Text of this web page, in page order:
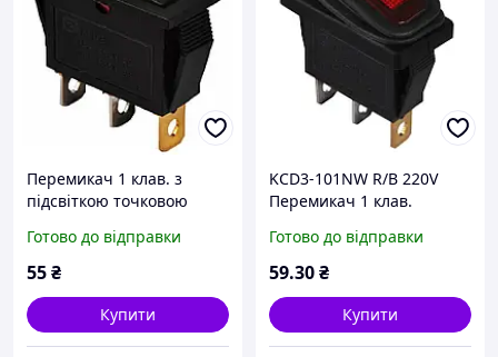
Перемикач 1 клав. з
підсвіткою точковою
R/B 220V , Eltis
Готово до відправки
55₴
Купити
KCD3-101NW R/B 220V
Перемикач 1 клав.
підсвічуванням
Готово до відправки
59.30₴
Купити